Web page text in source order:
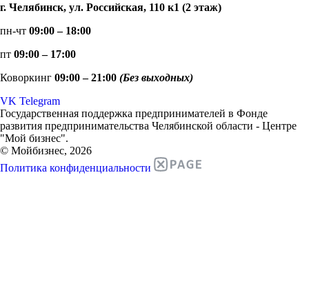
г. Челябинск, ул. Российская, 110 к1 (2 этаж)
пн-чт 09:00 – 18:00
пт 09:00 – 17:00
Коворкинг 09:00 – 21:00 (Без выходных)
VK Telegram
Государственная поддержка предпринимателей в Фонде
развития предпринимательства Челябинской области - Центре
"Мой бизнес".
© Мойбизнес, 2026
Политика конфиденциальности